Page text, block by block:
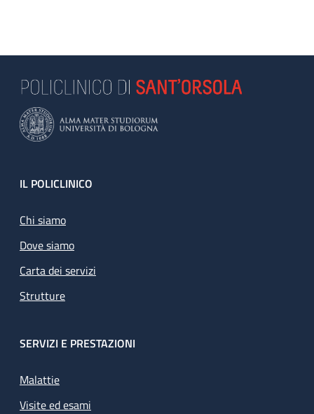
Footer
IL POLICLINICO
Chi siamo
Dove siamo
Carta dei servizi
Strutture
SERVIZI E PRESTAZIONI
Malattie
Visite ed esami